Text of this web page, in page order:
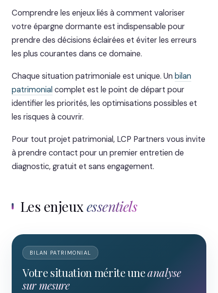
Comprendre les enjeux liés à comment valoriser
votre épargne dormante est indispensable pour
prendre des décisions éclairées et éviter les erreurs
les plus courantes dans ce domaine.
Chaque situation patrimoniale est unique. Un bilan
patrimonial complet est le point de départ pour
identifier les priorités, les optimisations possibles et
les risques à couvrir.
Pour tout projet patrimonial, LCP Partners vous invite
à prendre contact pour un premier entretien de
diagnostic, gratuit et sans engagement.
Les enjeuxessentiels
BILAN PATRIMONIAL
Votre situation mérite uneanalyse
sur mesure